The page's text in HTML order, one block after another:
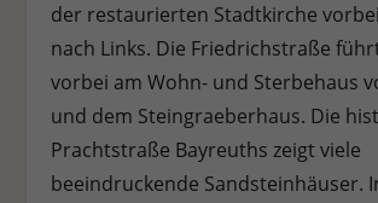
der restaurierten Stadtkirche
nach Links. Die Friedrichstraße
vorbei am Wohn- und Sterbehaus
und dem Steingraeberhaus. Die
Prachtstraße Bayreuths zeigt viele
beeindruckende Sandsteinhäuser.